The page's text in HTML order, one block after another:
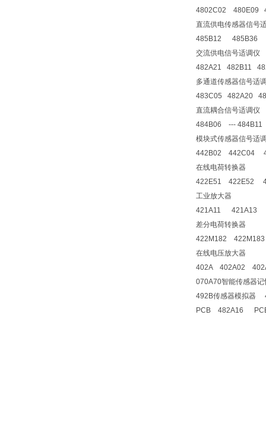
4802C02 480E09
直流供电传感器信号
485B12 485B36
交流供电信号适调仪
482A21 482B11
多通道传感器信号适
483C05 482A20
直流耦合信号适调仪
484B06 ---
模块式传感器信号适
442B02 442C04
在线电荷转换器
422E51 422E52
工业放大器
421A11 421A13
差分电荷转换器
422M182
在线电压放大器
402A 402A02
070A70智能传感器
492B传感器模拟器
PCB 482A16 PCB